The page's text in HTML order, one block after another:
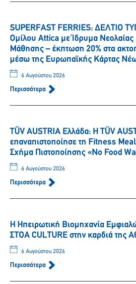
SUPERFAST FERRIES: ΔΕΛΤΙΟ
Ομίλου Attica με Ίδρυμα Νεολαίας
Μάθησης – έκπτωση 20% στα
μέσω της Ευρωπαϊκής Κάρτας
6 Αυγούστου 2026
Περισσότερα
TÜV AUSTRIA Ελλάδα: Η TÜV
επαναπιστοποίησε τη Fitness
Σχήμα Πιστοποίησης «No Food
6 Αυγούστου 2026
Περισσότερα
Η Ηπειρωτική Βιομηχανία
ΣΤΟΑ CULTURE στην καρδιά της
6 Αυγούστου 2026
Περισσότερα